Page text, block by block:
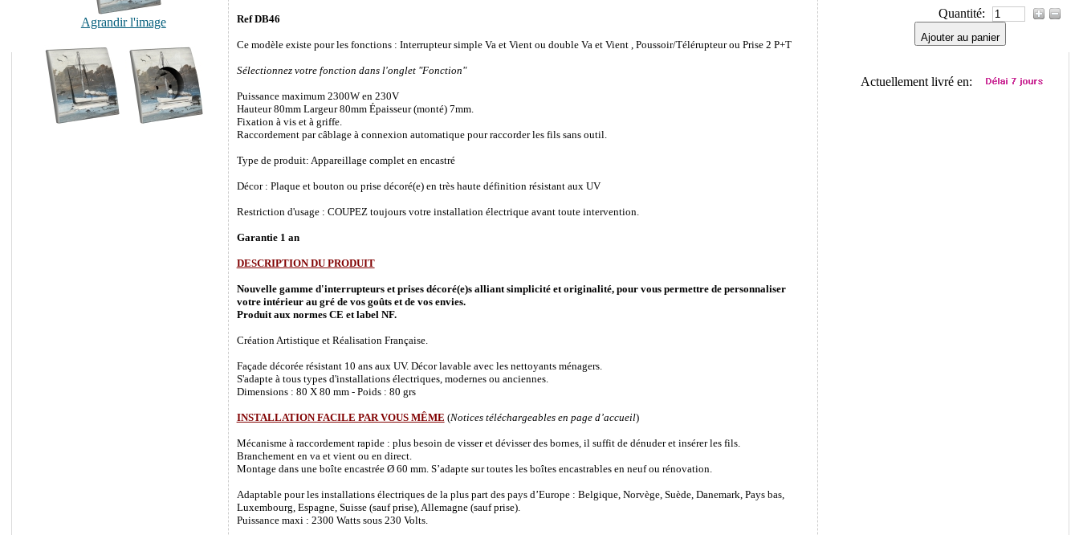
Agrandir l'image Ref DB46
Ce modèle existe pour les fonctions : Interrupteur simple Va et Vient ou double Va et Vient , Poussoir/Télérupteur ou Prise 2 P+T
Sélectionnez votre fonction dans l'onglet "Fonction"
Puissance maximum 2300W en 230V
Hauteur 80mm Largeur 80mm Épaisseur (monté) 7mm.
Fixation à vis et à griffe.
Raccordement par câblage à connexion automatique pour raccorder les fils sans outil.
Type de produit: Appareillage complet en encastré
Décor : Plaque et bouton ou prise décoré(e) en très haute définition résistant aux UV
Restriction d'usage : COUPEZ toujours votre installation électrique avant toute intervention.
Garantie 1 an
DESCRIPTION DU PRODUIT
Nouvelle gamme d'interrupteurs et prises décoré(e)s alliant simplicité et originalité, pour vous permettre de personnaliser
votre intérieur au gré de vos goûts et de vos envies.
Produit aux normes CE et label NF.
Création Artistique et Réalisation Française.
Façade décorée résistant 10 ans aux UV. Décor lavable avec les nettoyants ménagers.
S'adapte à tous types d'installations électriques, modernes ou anciennes.
Dimensions : 80 X 80 mm - Poids : 80 grs
INSTALLATION FACILE PAR VOUS MÊME (Notices téléchargeables en page d’accueil)
Mécanisme à raccordement rapide : plus besoin de visser et dévisser des bornes, il suffit de dénuder et insérer les fils.
Branchement en va et vient ou en direct.
Montage dans une boîte encastrée Ø 60 mm. S’adapte sur toutes les boîtes encastrables en neuf ou rénovation.
Adaptable pour les installations électriques de la plus part des pays d’Europe : Belgique, Norvège, Suède, Danemark, Pays bas,
Luxembourg, Espagne, Suisse (sauf prise), Allemagne (sauf prise).
Puissance maxi : 2300 Watts sous 230 Volts.
Quantité:
Ajouter au panier
Actuellement livré en: